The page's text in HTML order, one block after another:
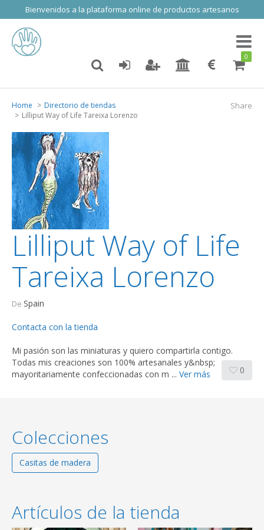
Bienvenidos a la plataforma online de productos artesanos
Toggle
0
Share
Home
Directorio de tiendas
Lilliput Way of Life Tareixa Lorenzo
Lilliput Way of Life
Tareixa Lorenzo
De Spain
Contacta con la tienda
Mi pasión son las miniaturas y quiero compartirla contigo.
Todas mis creaciones son 100% artesanales y&nbsp;
mayoritariamente confeccionadas con m ... Ver más 0
Colecciones
Casitas de madera
Artículos de la tienda